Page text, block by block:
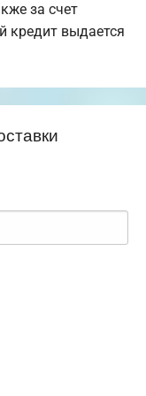
за счет
кредит выдается